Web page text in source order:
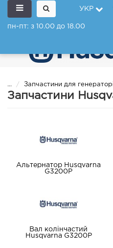
УКР
пн-пт: з 10.00 до 18.00
... Запчастини для
Запчастини
Альтернатор Husqvarna
G3200P
Вал колінчастий
Husqvarna G3200P